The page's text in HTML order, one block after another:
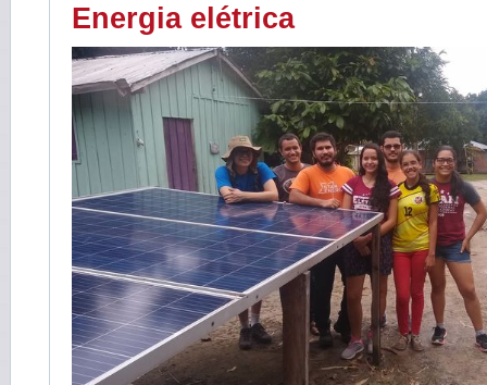
Energia elétrica